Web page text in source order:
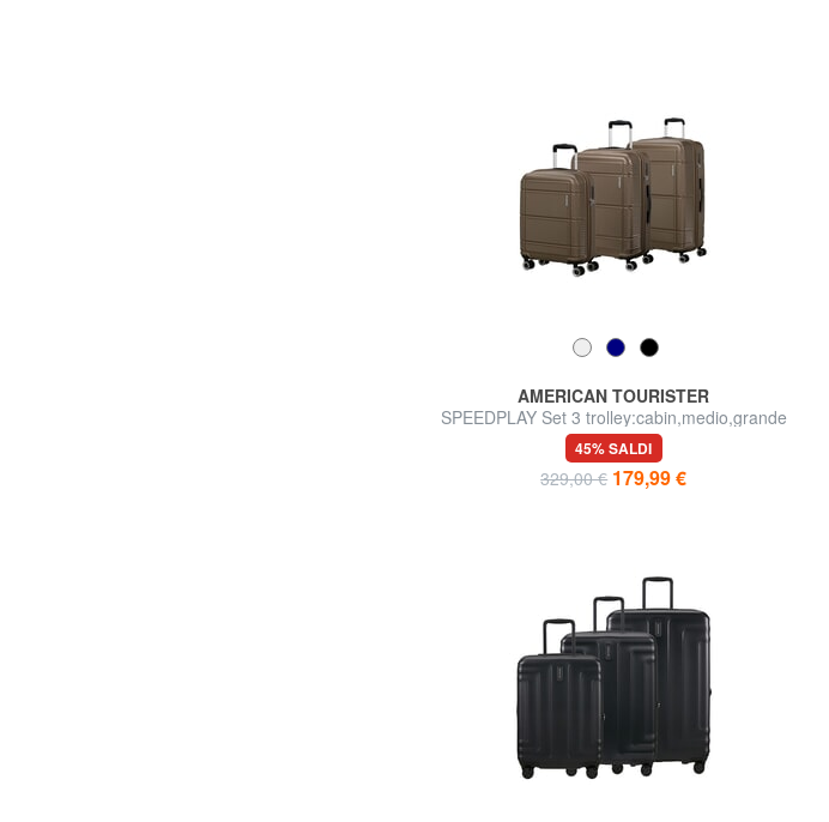
AMERICAN TOURISTER
SPEEDPLAY Set 3 trolley:cabin,medio,grande
45% SALDI
329,00 € 179,99 €